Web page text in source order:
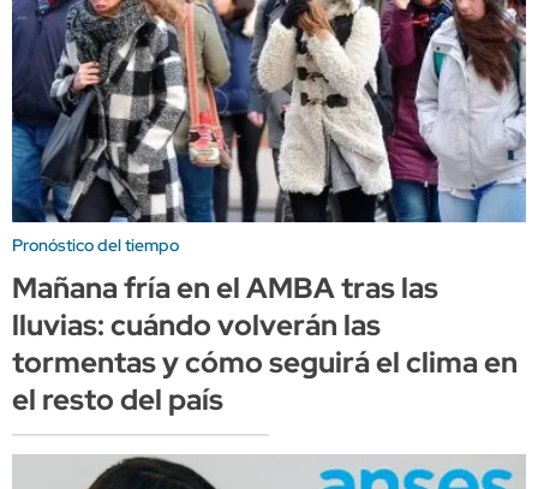
Pronóstico del tiempo
Mañana fría en el AMBA tras las
lluvias: cuándo volverán las
tormentas y cómo seguirá el clima en
el resto del país